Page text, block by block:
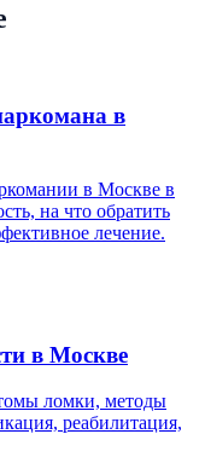
в
в Москве в
на что обратить
лечение.
в Москве
ломки, методы
реабилитация,